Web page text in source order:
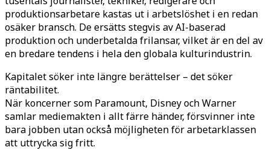
produktionsarbetare kastas ut i arbetslöshet i en redan
osäker bransch. De ersätts stegvis av AI-baserad
produktion och underbetalda frilansar, vilket är en del av
en bredare tendens i hela den globala kulturindustrin.
Kapitalet söker inte längre berättelser – det söker
räntabilitet.
När koncerner som Paramount, Disney och Warner
samlar mediemakten i allt färre händer, försvinner inte
bara jobben utan också möjligheten för arbetarklassen
att uttrycka sig fritt.